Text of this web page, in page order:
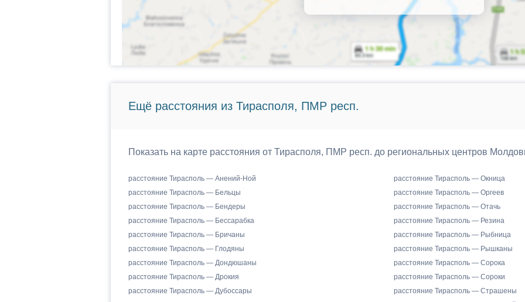
Ещё расстояния из Тирасполя, ПМР респ.
Показать на карте расстояния от Тирасполя, ПМР респ. до региональных центров
расстояние Тирасполь — Анений-Ной
расстояние Тирасполь — Бельцы
расстояние Тирасполь — Бендеры
расстояние Тирасполь — Бессарабка
расстояние Тирасполь — Бричаны
расстояние Тирасполь — Глодяны
расстояние Тирасполь — Дондюшаны
расстояние Тирасполь — Дрокия
расстояние Тирасполь — Дубоссары
расстояние Тирасполь — Окница
расстояние Тирасполь — Оргеев
расстояние Тирасполь — Отачь
расстояние Тирасполь — Резина
расстояние Тирасполь — Рыбница
расстояние Тирасполь — Рышканы
расстояние Тирасполь — Сорока
расстояние Тирасполь — Сороки
расстояние Тирасполь — Страшены